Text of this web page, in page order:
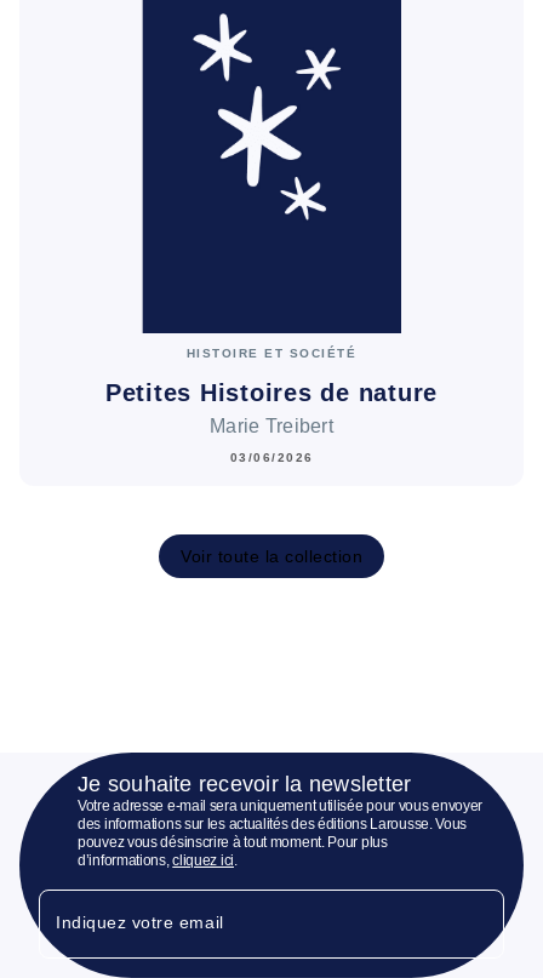
HISTOIRE ET SOCIÉTÉ
Petites Histoires de nature
Marie Treibert
03/06/2026
Voir toute la collection
Je souhaite recevoir la newsletter
Votre adresse e-mail sera uniquement utilisée pour vous envoyer
des informations sur les actualités des éditions Larousse. Vous
pouvez vous désinscrire à tout moment. Pour plus
d’informations,cliquez ici.
Indiquez votre email